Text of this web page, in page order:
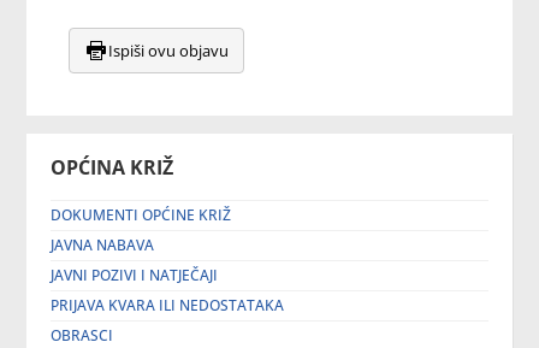
OPĆINA KRIŽ
DOKUMENTI OPĆINE KRIŽ
JAVNA NABAVA
JAVNI POZIVI I NATJEČAJI
PRIJAVA KVARA ILI NEDOSTATAKA
OBRASCI
Ispiši ovu objavu